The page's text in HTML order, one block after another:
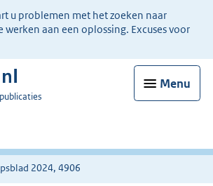
u problemen met het zoeken naar
werken aan een oplossing. Excuses voor
Menu
2024, 4906